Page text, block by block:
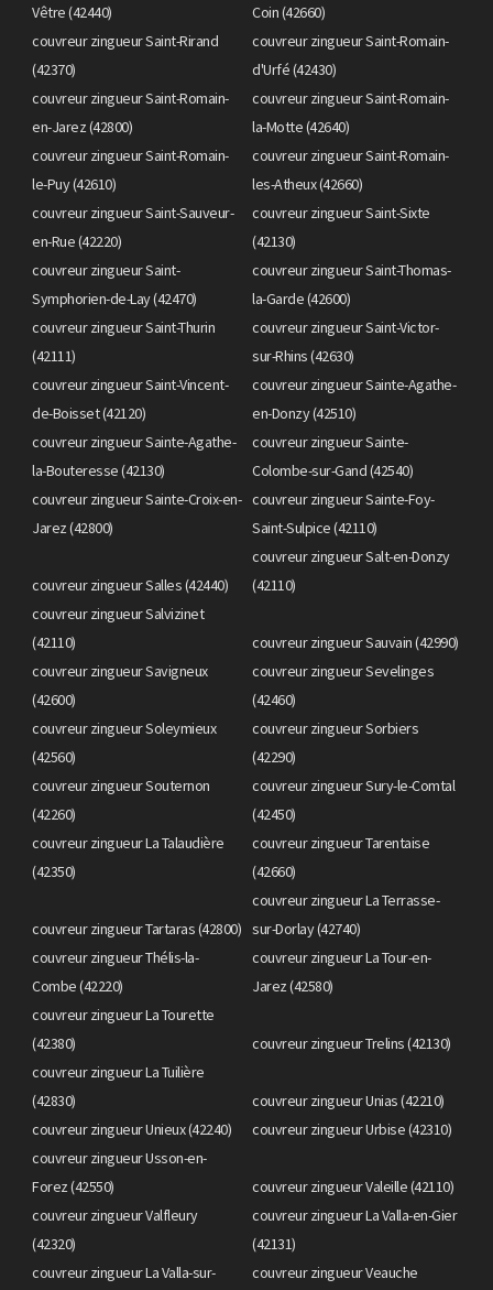
Vêtre (42440)
Coin (42660)
couvreur zingueur Saint-Rirand
(42370)
couvreur zingueur Saint-Romain-
d'Urfé (42430)
couvreur zingueur Saint-Romain-
en-Jarez (42800)
couvreur zingueur Saint-Romain-
la-Motte (42640)
couvreur zingueur Saint-Romain-
le-Puy (42610)
couvreur zingueur Saint-Romain-
les-Atheux (42660)
couvreur zingueur Saint-Sauveur-
en-Rue (42220)
couvreur zingueur Saint-Sixte
(42130)
couvreur zingueur Saint-
Symphorien-de-Lay (42470)
couvreur zingueur Saint-Thomas-
la-Garde (42600)
couvreur zingueur Saint-Thurin
(42111)
couvreur zingueur Saint-Victor-
sur-Rhins (42630)
couvreur zingueur Saint-Vincent-
de-Boisset (42120)
couvreur zingueur Sainte-Agathe-
en-Donzy (42510)
couvreur zingueur Sainte-Agathe-
la-Bouteresse (42130)
couvreur zingueur Sainte-
Colombe-sur-Gand (42540)
couvreur zingueur Sainte-Croix-en-
Jarez (42800)
couvreur zingueur Sainte-Foy-
Saint-Sulpice (42110)
couvreur zingueur Salles (42440)
couvreur zingueur Salt-en-Donzy
(42110)
couvreur zingueur Salvizinet
(42110)
couvreur zingueur Sauvain (42990)
couvreur zingueur Savigneux
(42600)
couvreur zingueur Sevelinges
(42460)
couvreur zingueur Soleymieux
(42560)
couvreur zingueur Sorbiers
(42290)
couvreur zingueur Souternon
(42260)
couvreur zingueur Sury-le-Comtal
(42450)
couvreur zingueur La Talaudière
(42350)
couvreur zingueur Tarentaise
(42660)
couvreur zingueur Tartaras (42800)
couvreur zingueur La Terrasse-
sur-Dorlay (42740)
couvreur zingueur Thélis-la-
Combe (42220)
couvreur zingueur La Tour-en-
Jarez (42580)
couvreur zingueur La Tourette
(42380)
couvreur zingueur Trelins (42130)
couvreur zingueur La Tuilière
(42830)
couvreur zingueur Unias (42210)
couvreur zingueur Unieux (42240)
couvreur zingueur Urbise (42310)
couvreur zingueur Usson-en-
Forez (42550)
couvreur zingueur Valeille (42110)
couvreur zingueur Valfleury
(42320)
couvreur zingueur La Valla-en-Gier
(42131)
couvreur zingueur La Valla-sur-
couvreur zingueur Veauche